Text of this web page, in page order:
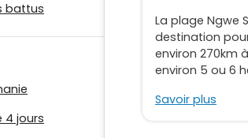
battus
4 jours
La plage Ngwe
destination
environ 270km
environ 5 ou 6
Savoir plus